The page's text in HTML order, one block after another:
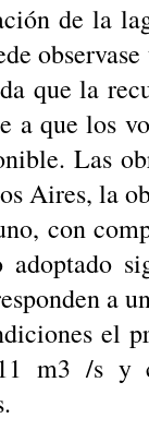
de la
que la
a que los
Las
Aires, la
con
a
el
m3 /s y